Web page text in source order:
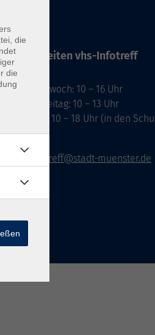
vhs-Infotreff
Mittwoch: 10 – 16 Uhr
Dienstag, Freitag: 10 – 13 Uhr
Donnerstag: 10 – 18 Uhr (in den
vhs-infotreff@stadt-muenster.de
die
die